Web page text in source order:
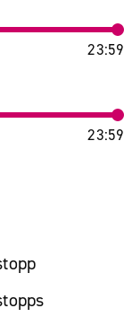
23:59
23:59